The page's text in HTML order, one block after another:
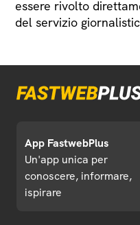
essere rivolto
del servizio
App FastwebPlus
Un'app unica per
conoscere, informare,
ispirare